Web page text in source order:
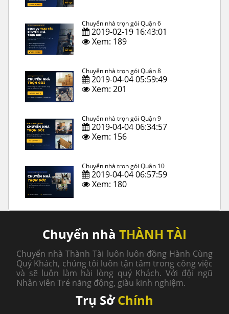
Chuyển nhà trọn gói Quận 6
2019-02-19 16:43:01
Xem: 189
Chuyển nhà trọn gói Quận 8
2019-04-04 05:59:49
Xem: 201
Chuyển nhà trọn gói Quận 9
2019-04-04 06:34:57
Xem: 156
Chuyển nhà trọn gói Quận 10
2019-04-04 06:57:59
Xem: 180
Chuyển nhà THÀNH TÀI
Chuyển nhà Thành Tài luôn luôn đồng Hành Cùng
Quý Khách, chúng tôi luôn tận tâm trong công việc
và sẽ luôn làm hài lòng quý Khách. Với đội ngũ
Nhân viên Trẻ năng động, giàu kinh nghiệm.
Trụ SởChính